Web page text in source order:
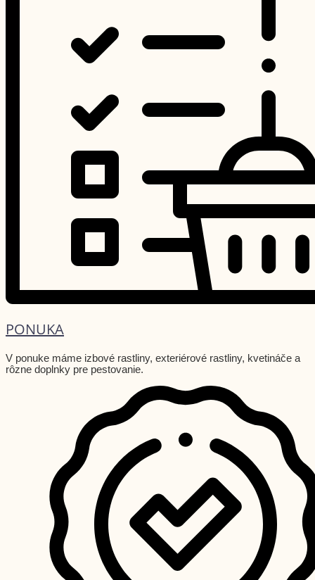
PONUKA
V ponuke máme izbové rastliny, exteriérové rastliny, kvetináče a
rôzne doplnky pre pestovanie.